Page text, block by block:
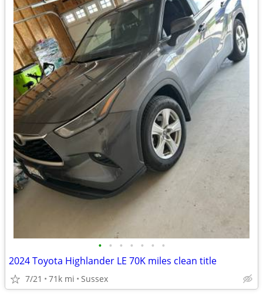
• • • • • • •
2024 Toyota Highlander LE 70K miles clean title
7/21 71k mi Sussex